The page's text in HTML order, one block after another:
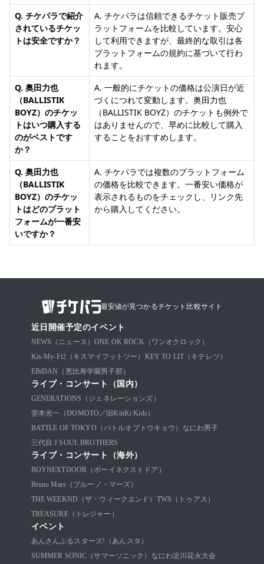
Q. チケパラで紹介
されているチケッ
トは安全ですか？
A. チケパラは信頼できるチケット販売プ
ラットフォームを比較しています。安心
して利用できますが、最終的な取引は各
プラットフォームの規約に基づいて行わ
れます。
Q. 奥田力也
（BALLISTIK
BOYZ）のチケッ
トはいつ購入する
のがベストです
か？
A. 一般的にチケットの価格は公演日が近
づくにつれて変動します。奥田力也
（BALLISTIK BOYZ）のチケットも例外で
はありませんので、早めに比較して購入
することをおすすめします。
Q. 奥田力也
（BALLISTIK
BOYZ）のチケッ
トはどのプラット
フォームが一番安
いですか？
A. チケパラでは複数のプラットフォーム
の価格を比較できます。一番安い価格が
表示されるものをチェックし、リンク先
から購入してください。
最安値が見つかるチケット比較サイト
近日開催予定のイベント
NEWS（ニュース） ONE OK ROCK（ワンオクロック）
Kis-My-Ft2（キスマイフットツー） KEY TO LIT（キテレツ）
EBiDAN（恵比寿学園男子部）
ライブ・コンサート（国内）
GENERATIONS（ジェネレーションズ）
堂本光一（DOMOTO／旧KinKi Kids）
BATTLE OF TOKYO（バトルオブトウキョウ）
なにわ男子
三代目 J SOUL BROTHERS
ライブ・コンサート（海外）
BOYNEXTDOOR（ボーイネクストドア）
Bruno Mars（ブルーノ・マーズ）
THE WEEKND（ザ・ウィークエンド） TWS（トゥアス）
TREASURE（トレジャー）
イベント
あんさんぶるスターズ!（あんスタ）
SUMMER SONIC（サマーソニック） なにわ淀川花火大会